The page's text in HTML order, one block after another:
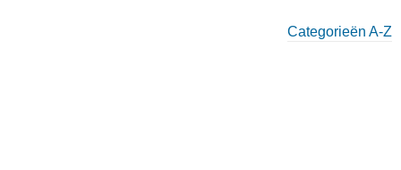
Categorieën A-Z